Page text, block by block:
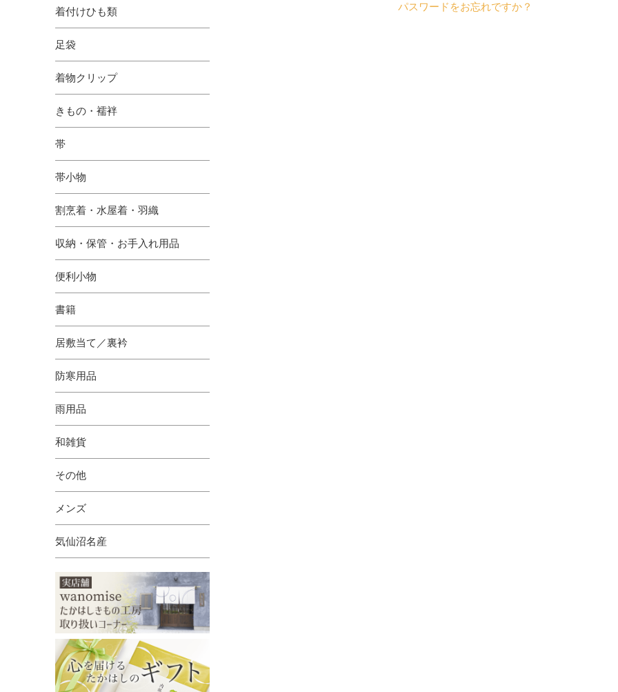
着付けひも類
足袋
着物クリップ
きもの・襦袢
帯
帯小物
割烹着・水屋着・羽織
収納・保管・お手入れ用品
便利小物
書籍
居敷当て／裏衿
防寒用品
雨用品
和雑貨
その他
メンズ
気仙沼名産
パスワードをお忘れですか？